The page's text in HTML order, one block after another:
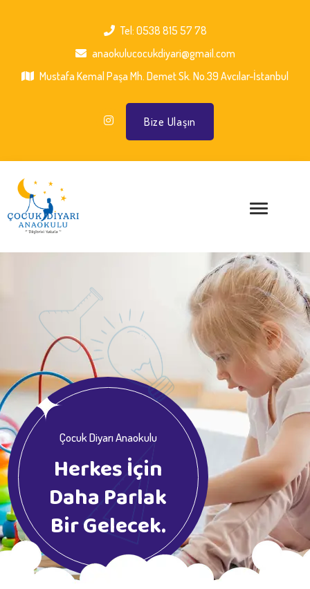
Tel: 0538 815 57 78
anaokulucocukdiyari@gmail.com
Mustafa Kemal Paşa Mh. Demet Sk. No.39 Avcılar-İstanbul
Bize Ulaşın
Çocuk Diyarı Anaokulu
Herkes İçin
Daha Parlak
Bir Gelecek.